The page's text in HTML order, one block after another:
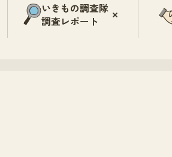
いきもの調査隊
調査レポート